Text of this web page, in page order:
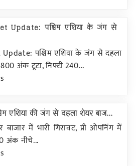
Update: पश्चिम एशिया के जंग से
पश्चिम एशिया के जंग से दहला
अंक टूटा, निफ्टी 240...
एशिया की जंग से दहला शेयर बाज...
में भारी गिरावट, प्री ओपनिंग में
अंक नीचे...